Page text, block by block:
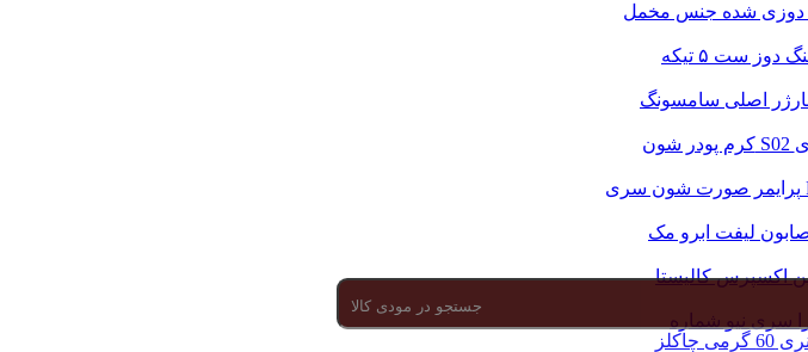
دوزی شده جنس مخمل
ست ۵ تیکه
اصلی سامسونگ
اکسپرس کالیستا